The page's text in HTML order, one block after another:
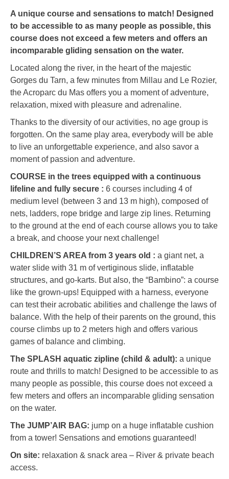
A unique course and sensations to match! Designed
to be accessible to as many people as possible, this
course does not exceed a few meters and offers an
incomparable gliding sensation on the water.
Located along the river, in the heart of the majestic
Gorges du Tarn, a few minutes from Millau and Le Rozier,
the Acroparc du Mas offers you a moment of adventure,
relaxation, mixed with pleasure and adrenaline.
Thanks to the diversity of our activities, no age group is
forgotten. On the same play area, everybody will be able
to live an unforgettable experience, and also savor a
moment of passion and adventure.
COURSE in the trees equipped with a continuous
lifeline and fully secure : 6 courses including 4 of
medium level (between 3 and 13 m high), composed of
nets, ladders, rope bridge and large zip lines. Returning
to the ground at the end of each course allows you to take
a break, and choose your next challenge!
CHILDREN’S AREA from 3 years old : a giant net, a
water slide with 31 m of vertiginous slide, inflatable
structures, and go-karts. But also, the “Bambino”: a course
like the grown-ups! Equipped with a harness, everyone
can test their acrobatic abilities and challenge the laws of
balance. With the help of their parents on the ground, this
course climbs up to 2 meters high and offers various
games of balance and climbing.
The SPLASH aquatic zipline (child & adult): a unique
route and thrills to match! Designed to be accessible to as
many people as possible, this course does not exceed a
few meters and offers an incomparable gliding sensation
on the water.
The JUMP’AIR BAG: jump on a huge inflatable cushion
from a tower! Sensations and emotions guaranteed!
On site: relaxation & snack area – River & private beach
access.